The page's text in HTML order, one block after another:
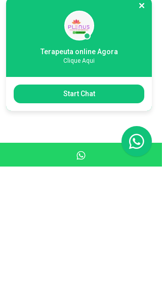
Terapeuta online Agora
Clique Aqui
Start Chat